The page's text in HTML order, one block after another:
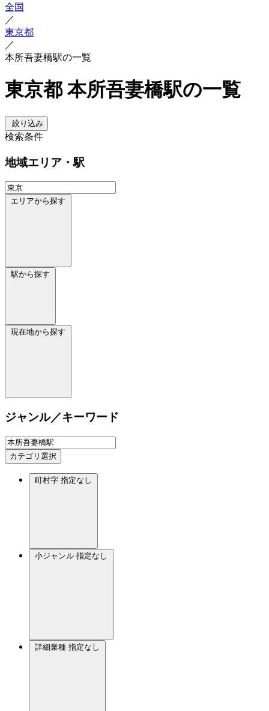
全国
／
東京都
／
本所吾妻橋駅の一覧
東京都 本所吾妻橋駅の一覧
絞り込み
検索条件
地域エリア・駅
エリアから探す
駅から探す
現在地から探す
ジャンル／キーワード
カテゴリ選択
町村字 指定なし
小ジャンル 指定なし
詳細業種 指定なし